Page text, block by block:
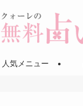
人気メニュー